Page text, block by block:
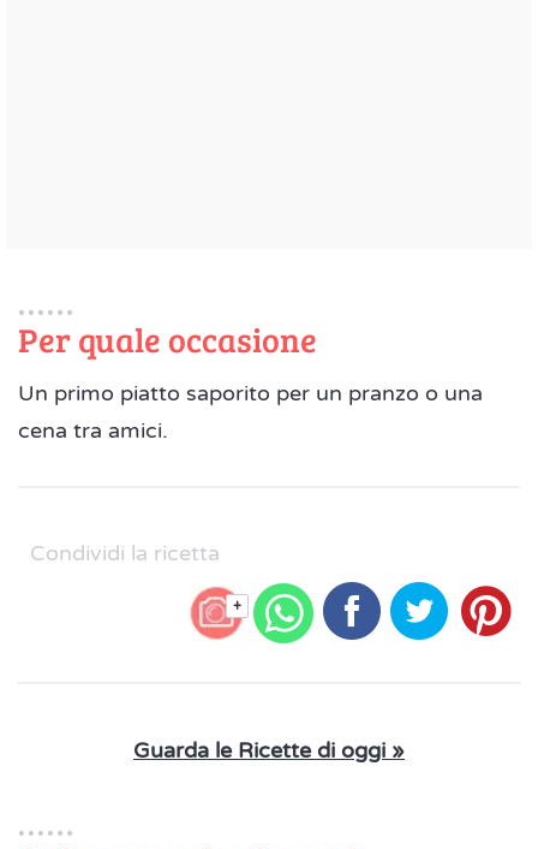
Per quale occasione
Un primo piatto saporito per un pranzo o una
cena tra amici.
Condividi la ricetta
+
Guarda le Ricette di oggi »